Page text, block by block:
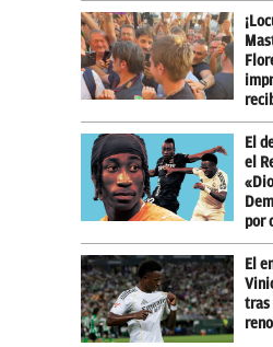
El
el
por
El
tras